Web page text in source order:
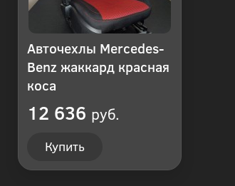
Авточехлы Mercedes-
Benz жаккард красная
коса
12 636 руб.
Купить